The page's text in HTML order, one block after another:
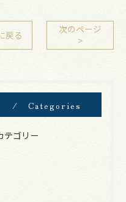
戻る
次のページ
>
Categories
テゴリー